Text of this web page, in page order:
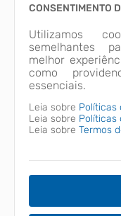
CONSENTIMENTO
Utilizamos
semelhantes
melhor
como
essenciais.
Leia sobre Políticas
Leia sobre Políticas
Leia sobre Termos